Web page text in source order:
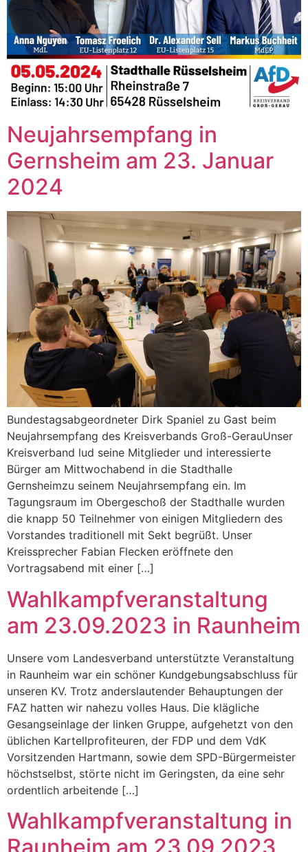
Neujahrsempfang in
Gernsheim am 23. Januar
2024
Bundestagsabgeordneter Dirk Spaniel zu Gast beim
Neujahrsempfang des Kreisverbands Groß-GerauUnser
Kreisverband lud seine Mitglieder und interessierte
Bürger am Mittwochabend in die Stadthalle
Gernsheimzu seinem Neujahrsempfang ein. Im
Tagungsraum im Obergeschoß der Stadthalle wurden
die knapp 50 Teilnehmer von einigen Mitgliedern des
Vorstandes traditionell mit Sekt begrüßt. Unser
Kreissprecher Fabian Flecken eröffnete den
Vortragsabend mit einer […]
Wahlkampfveranstaltung
am 23.09.2023 in Raunheim
Unsere vom Landesverband unterstützte Veranstaltung
in Raunheim war ein schöner Kundgebungsabschluss für
unseren KV. Trotz anderslautender Behauptungen der
FAZ hatten wir nahezu volles Haus. Die klägliche
Gesangseinlage der linken Gruppe, aufgehetzt von den
üblichen Kartellprofiteuren, der FDP und dem VdK
Vorsitzenden Hartmann, sowie dem SPD-Bürgermeister
höchstselbst, störte nicht im Geringsten, da eine sehr
ordentlich arbeitende […]
Wahlkampfveranstaltung in